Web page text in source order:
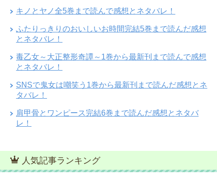
キノとヤノ全5巻まで読んで感想とネタバレ！
ふたりっきりのおいしいお時間完結5巻まで読んだ感想
とネタバレ！
毒乙女～大正整形奇譚～1巻から最新刊まで読んで感想
とネタバレ！
SNSで鬼女は嘲笑う1巻から最新刊まで読んだ感想とネ
タバレ！
肩甲骨とワンピース完結6巻まで読んだ感想とネタバ
レ！
人気記事ランキング